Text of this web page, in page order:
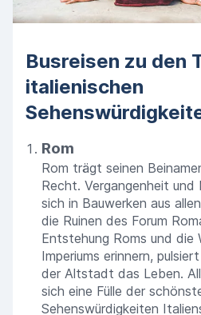
Busreisen zu den
italienischen
Rom
Rom trägt seinen
Recht. Vergangenheit und
sich in Bauwerken aus
die Ruinen des Forum
Entstehung Roms und die
Imperiums erinnern,
der Altstadt das Leben.
sich eine Fülle der
Sehenswürdigkeiten